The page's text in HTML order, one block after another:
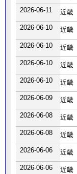
2026-06-11
近畿
2026-06-10
近畿
2026-06-10 近畿
2026-06-10
近畿
2026-06-10
近畿
2026-06-09
近畿
2026-06-08
近畿
2026-06-08
近畿
2026-06-06
近畿
2026-06-06
近畿